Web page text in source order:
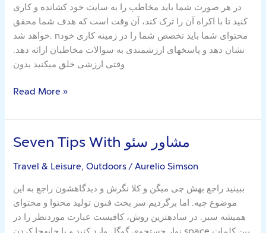
در هر صورت شما باید مخاطب را به سایت خود کشانده و کاری
کنید تا با اکراه آن را ترک کند، آن وقت است که هدف شما محقق
خواهد شد. nمحتوای شما باید تخصص شما را در زمینه کاری خود
نشان دهد و پاسخهای ارزشمندی به سوالات مخاطبان ارائه دهد.
وقتی ارزشی خلق میکنید بدون
ارتقای
شخصیت
کسب
و
کار
Read More »
Seven Tips With مشاور سئو
Travel & Leisure, Outdoors/Aurelio Simson
ببینید راجع بهش چی میگن و کلا نگرش و دیدگاهشون راجع به این
موضوع چیه. اما برگردیم سر بحث فنون تولید محتوا و محتوای
همیشه سبز. در سادهترین روش، کافیست عبارت موردنظر را در
Seven
With
مشاور
سئو